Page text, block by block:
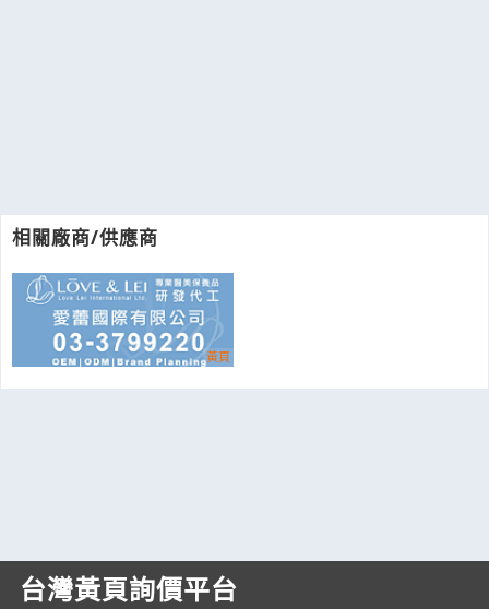
相關廠商/供應商
台灣黃頁詢價平台